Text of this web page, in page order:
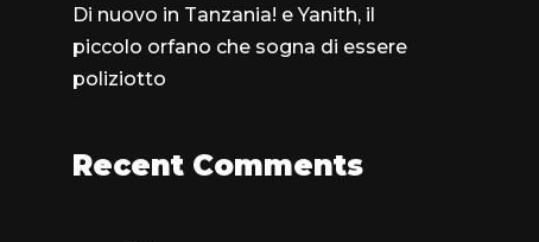
Di nuovo in Tanzania! e Yanith, il
piccolo orfano che sogna di essere
poliziotto
Recent Comments